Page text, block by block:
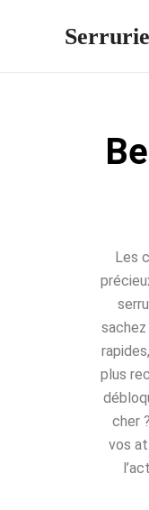
Les
plus
cher
vos